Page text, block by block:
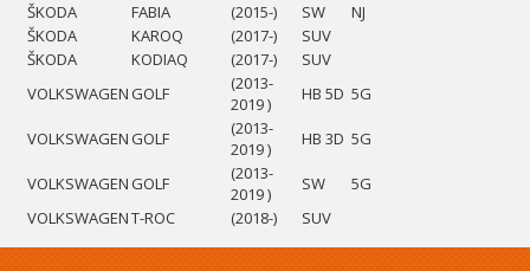
ŠKODA
FABIA (2015-) SW
NJ
ŠKODA
KAROQ (2017-)
SUV
ŠKODA
KODIAQ (2017-)
SUV
VOLKSWAGEN GOLF
(2013-
2019 )
HB 5D 5G
VOLKSWAGEN GOLF
(2013-
2019 )
HB 3D 5G
VOLKSWAGEN GOLF
(2013-
2019 )
SW
5G
VOLKSWAGENT-ROC (2018-) SUV